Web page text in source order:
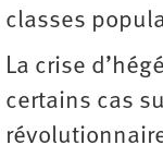
classes
La crise
certains cas